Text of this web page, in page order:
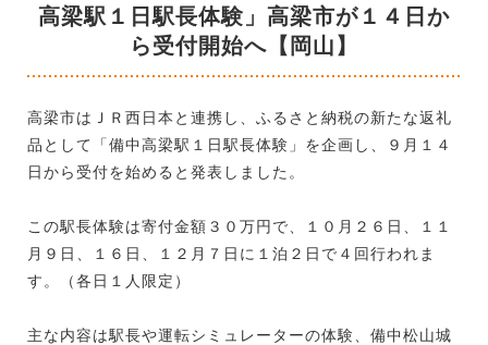
高梁駅１日駅長体験」高梁市が１４日か
ら受付開始へ【岡山】
高梁市はＪＲ西日本と連携し、ふるさと納税の新たな返礼
品として「備中高梁駅１日駅長体験」を企画し、９月１４
日から受付を始めると発表しました。
この駅長体験は寄付金額３０万円で、１０月２６日、１１
月９日、１６日、１２月７日に１泊２日で４回行われま
す。（各日１人限定）
主な内容は駅長や運転シミュレーターの体験、備中松山城